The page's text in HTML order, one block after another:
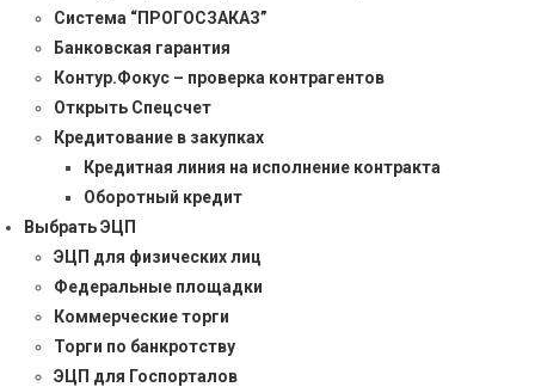
Система “ПРОГОСЗАКАЗ”
Банковская гарантия
Контур.Фокус – проверка контрагентов
Открыть Спецсчет
Кредитование в закупках
Кредитная линия на исполнение контракта
Оборотный кредит
Выбрать ЭЦП
ЭЦП для физических лиц
Федеральные площадки
Коммерческие торги
Торги по банкротству
ЭЦП для Госпорталов